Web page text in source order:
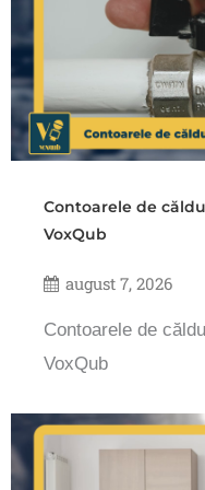
Contoarele de
VoxQub
august 7, 2026
Contoarele de
VoxQub